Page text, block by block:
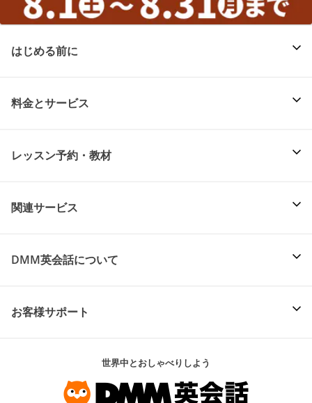
はじめる前に
料金とサービス
レッスン予約・教材
関連サービス
DMM英会話について
お客様サポート
世界中とおしゃべりしよう